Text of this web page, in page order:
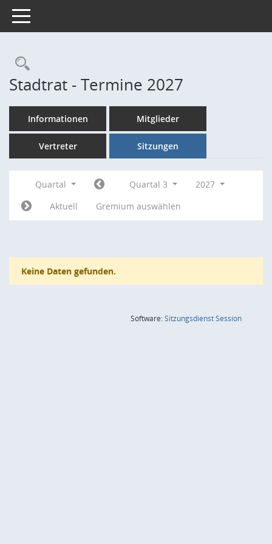
Toggle navigation
Rechercheauswahl
Stadtrat - Termine 2027
Informationen Mitglieder
Vertreter Sitzungen
Quartal Quartal 3
2027
Aktuell
Gremium auswählen
Keine Daten gefunden.
Software:SitzungsdienstSession(Wird in